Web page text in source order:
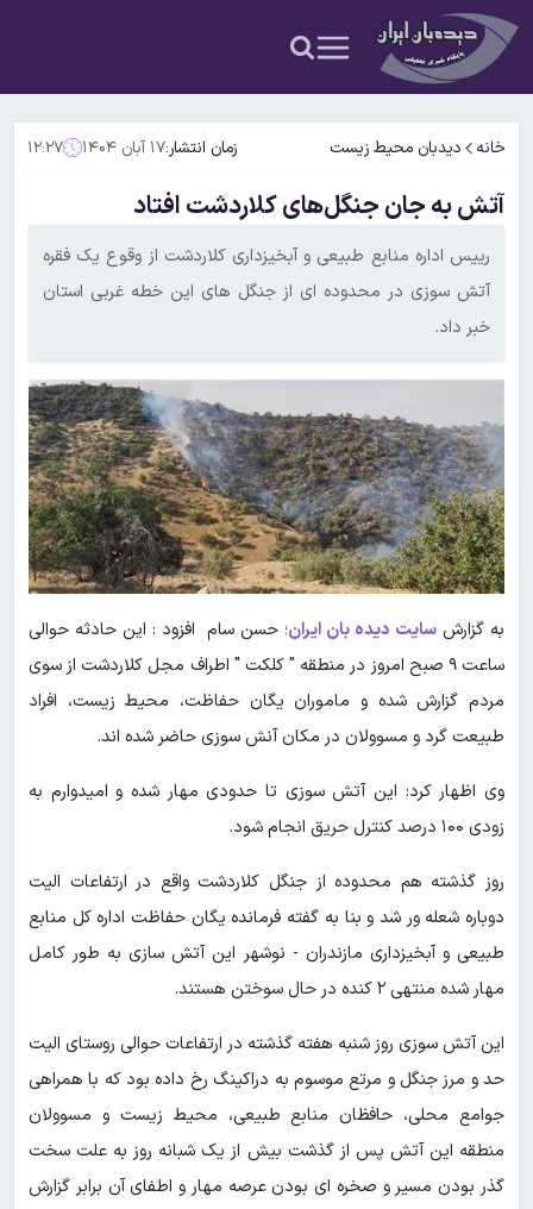
خانه دیدبان محیط زیست زمان انتشار:۱۷ آبان ۱۴۰۴ ۱۲:۲۷
آتش به جان جنگل‌های کلاردشت افتاد
رییس اداره منابع طبیعی و آبخیزداری کلاردشت از وقوع یک فقره
آتش سوزی در محدوده ای از جنگل های این خطه غربی استان
خبر داد.
به گزارش سایت دیده بان ایران؛ حسن سام افزود : این حادثه حوالی
ساعت ۹ صبح امروز در منطقه " کلکت " اطراف مجل کلاردشت از سوی
مردم گزارش شده و ماموران یگان حفاظت، محیط زیست، افراد
طبیعت گرد و مسوولان در مکان آنش سوزی حاضر شده اند.
وی اظهار کرد: این آتش سوزی تا حدودی مهار شده و امیدوارم به
زودی ۱۰۰ درصد کنترل حریق انجام شود.
روز گذشته هم محدوده از جنگل کلاردشت واقع در ارتفاعات الیت
دوباره شعله ور شد و بنا به گفته فرمانده یگان حفاظت اداره کل منابع
طبیعی و آبخیزداری مازندران - نوشهر این آتش سازی به طور کامل
مهار شده منتهی ۲ کنده در حال سوختن هستند.
این آتش سوزی روز شنبه هفته گذشته در ارتفاعات حوالی روستای الیت
حد و مرز جنگل و مرتع موسوم به دراکینگ رخ داده بود که با همراهی
جوامع محلی، حافظان منابع طبیعی، محیط زیست و مسوولان
منطقه این آتش پس از گذشت بیش از یک شبانه روز به علت سخت
گذر بودن مسیر و صخره ای بودن عرصه مهار و اطفای آن برابر گزارش